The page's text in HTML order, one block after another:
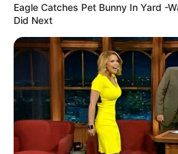
Eagle Catches Pet Bunny In Yard -
Did Next